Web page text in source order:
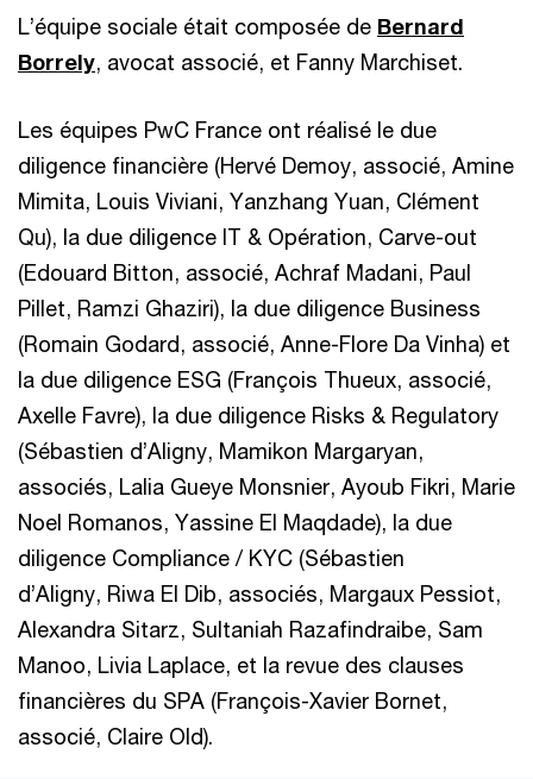
L’équipe sociale était composée de Bernard
Borrely, avocat associé, et Fanny Marchiset.
Les équipes PwC France ont réalisé le due
diligence financière (Hervé Demoy, associé, Amine
Mimita, Louis Viviani, Yanzhang Yuan, Clément
Qu), la due diligence IT & Opération, Carve-out
(Edouard Bitton, associé, Achraf Madani, Paul
Pillet, Ramzi Ghaziri), la due diligence Business
(Romain Godard, associé, Anne-Flore Da Vinha) et
la due diligence ESG (François Thueux, associé,
Axelle Favre), la due diligence Risks & Regulatory
(Sébastien d’Aligny, Mamikon Margaryan,
associés, Lalia Gueye Monsnier, Ayoub Fikri, Marie
Noel Romanos, Yassine EI Maqdade), la due
diligence Compliance / KYC (Sébastien
d’Aligny, Riwa EI Dib, associés, Margaux Pessiot,
Alexandra Sitarz, Sultaniah Razafindraibe, Sam
Manoo, Livia Laplace, et la revue des clauses
financières du SPA (François-Xavier Bornet,
associé, Claire Old).